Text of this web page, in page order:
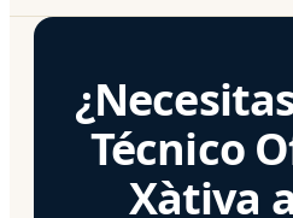
Técnico
Xàtiva